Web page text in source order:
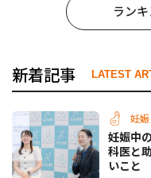
ラン
新着記事 LATEST
妊娠
妊娠中
科医と
いこと